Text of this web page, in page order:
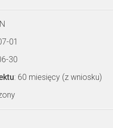
01
30
: 60 miesięcy (z wniosku)